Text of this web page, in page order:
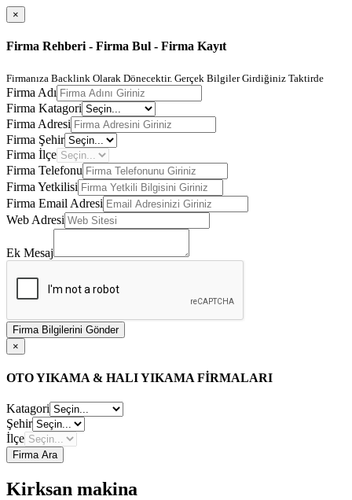
×
Firma Rehberi - Firma Bul - Firma Kayıt
Firmanıza Backlink Olarak Dönecektir. Gerçek Bilgiler Girdiğiniz Taktirde
Firma Adı
Firma Katagori
Firma Adresi
Firma Şehir
Firma İlçe
Firma Telefonu
Firma Yetkilisi
Firma Email Adresi
Web Adresi
Ek Mesaj
Firma Bilgilerini Gönder
×
OTO YIKAMA & HALI YIKAMA FİRMALARI
Katagori
Şehir
İlçe
Firma Ara
Kirksan makina